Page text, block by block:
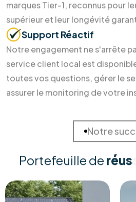
Des soins durables
et la
Investir dans l'énergie durable ne
tête. Chez RM Solutions Group,
transition énergétique en alliant
nous font confiance pour sécuriser